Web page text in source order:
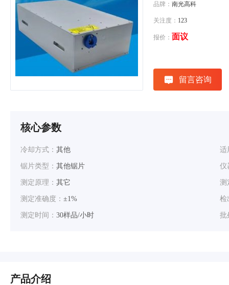
品牌： 南光高科
关注度： 123
报价： 面议
留言咨询
核心参数
冷却方式： 其他 适
锯片类型： 其他锯片 仪
测定原理： 其它 测
测定准确度： ±1% 检
测定时间： 30样品/小时 批
产品介绍